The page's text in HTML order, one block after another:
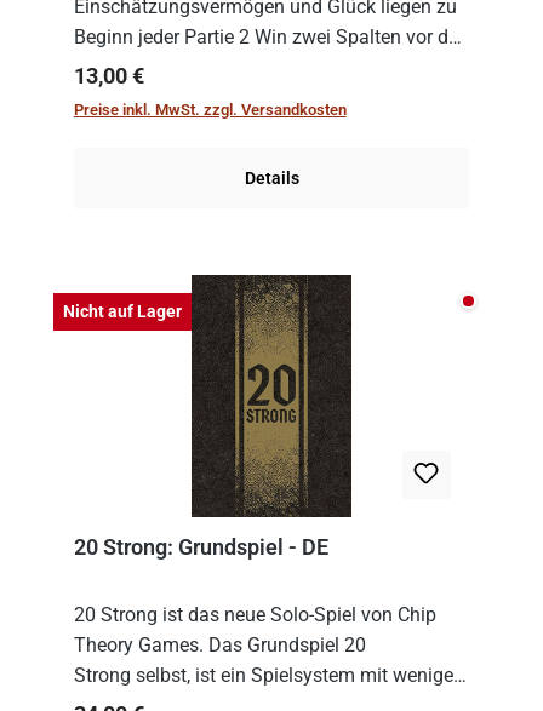
Einschätzungsvermögen und Glück liegen zu
Beginn jeder Partie 2 Win zwei Spalten vor den
Spielenden aus, die es in die Höhe zu treiben
gilt. Doch das geht natürlich nur, solange man
Regulärer Preis:
13,00 €
Preise inkl. MwSt. zzgl. Versandkosten
Details
Nicht auf Lager Nicht
20 Strong: Grundspiel - DE
20 Strong ist das neue Solo-Spiel von Chip
Theory Games. Das Grundspiel 20
Strong selbst, ist ein Spielsystem mit wenigen,
einfachen Regeln. Um es zu spielen, muss es